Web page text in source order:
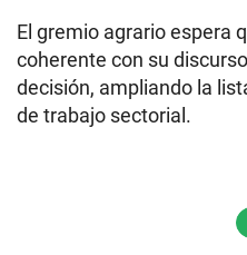
El gremio agrario espera
coherente con su
decisión, ampliando la
de trabajo sectorial.